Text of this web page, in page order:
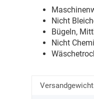
Nicht
Bügeln,
Nicht